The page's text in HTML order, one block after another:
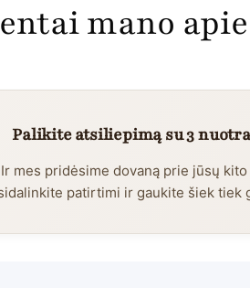
mano
Palikite atsiliepimą su 3
Ir mes pridėsime dovaną prie jūsų kito
patirtimi ir gaukite šiek tiek